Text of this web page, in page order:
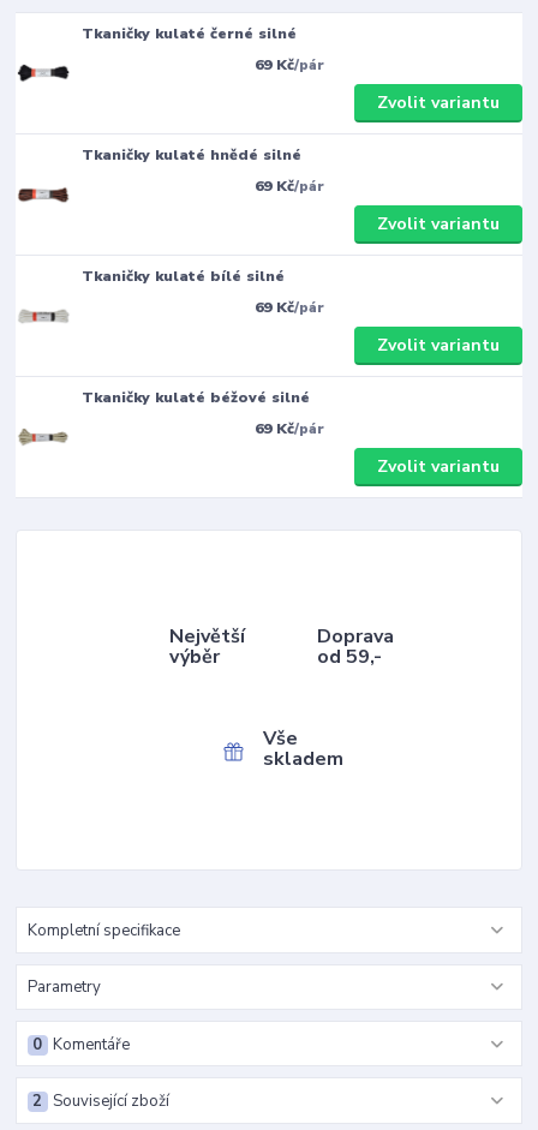
Tkaničky kulaté černé silné
69 Kč/pár
Zvolit variantu
Tkaničky kulaté hnědé silné
69 Kč/pár
Zvolit variantu
Tkaničky kulaté bílé silné
69 Kč/pár
Zvolit variantu
Tkaničky kulaté béžové silné
69 Kč/pár
Zvolit variantu
Největší
výběr
Doprava
od 59,-
Vše
skladem
Kompletní specifikace
Parametry
Komentáře
0
Související zboží
2